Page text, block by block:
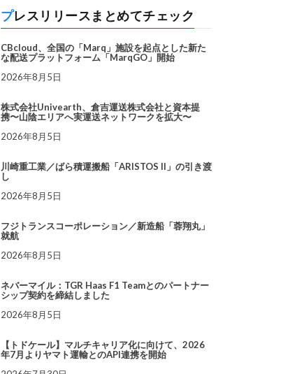
プレスリリースまとめてチェック
CBcloud、全国の「Marq」施設を起点とした新た
な配送プラットフォーム「MarqGO」開始
2026年8月5日
株式会社Univearth、倉吉運送株式会社と資本提
携〜山陰エリアへ実運送ネットワークを拡大〜
2026年8月5日
川崎重工業／ばら積運搬船「ARISTOS II」の引き渡
し
2026年8月5日
フジトランスコーポレーション／新造船「蓉翔丸」
就航
2026年8月5日
ネバーマイル：TGR Haas F1 Teamとのパートナー
シップ契約を締結しました
2026年8月5日
【トドケール】マルチキャリア化に向けて、2026
年7月よりヤマト運輸とのAPI連携を開始